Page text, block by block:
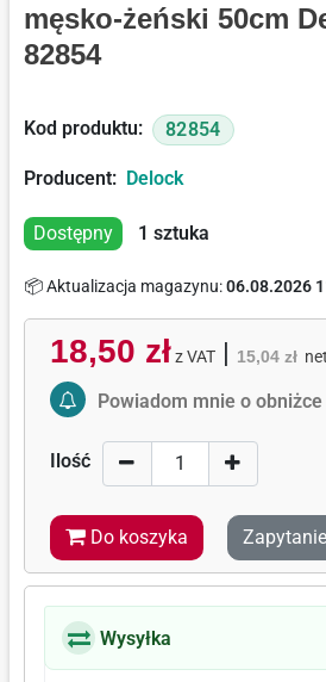
męsko-żeński 50cm
82854
Kod produktu: 82854
Producent: Delock
Dostępny 1 sztuka
📦 Aktualizacja magazynu:06.08.2026
18,50 zł z VAT| 15,04 zł
Activate Price Alert
Powiadom mnie o
Ilość
Do koszyka
Wysyłka